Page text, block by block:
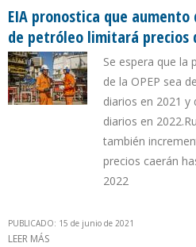
EIA pronostica que
de petróleo limitará precios
Se espera que la
de la OPEP sea
diarios en 2021 y
diarios en
también
precios caerán
2022
PUBLICADO: 15 de junio de 2021
LEER MÁS